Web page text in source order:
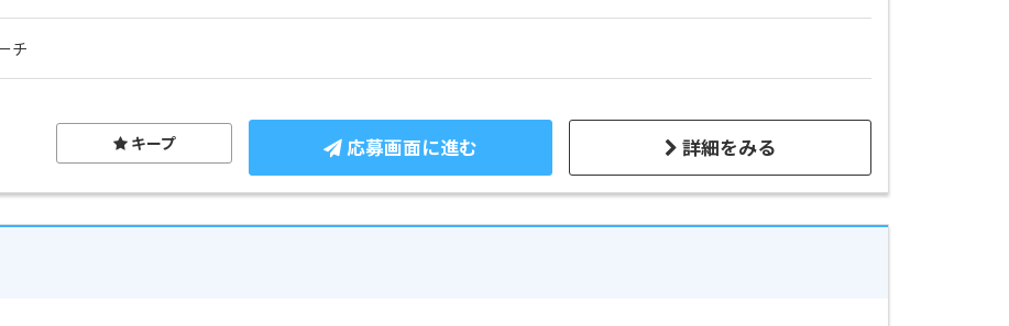
チ
詳細をみる
応募画面に進む
キープ